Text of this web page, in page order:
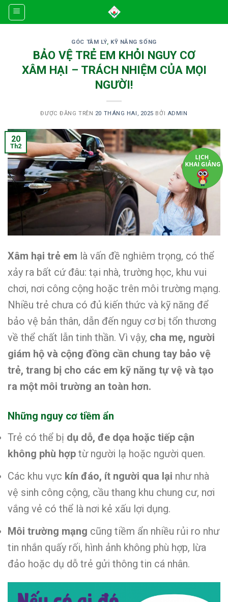
Skip
GÓC TÂM LÝ, KỸ NĂNG SỐNG
BẢO VỆ TRẺ EM KHỎI NGUY CƠ
XÂM HẠI – TRÁCH NHIỆM CỦA MỌI
NGƯỜI!
ĐƯỢC ĐĂNG TRÊN 20 THÁNG HAI, 2025 BỞI ADMIN
20
Th2
Xâm hại trẻ em là vấn đề nghiêm trọng, có thể
xảy ra bất cứ đâu: tại nhà, trường học, khu vui
chơi, nơi công cộng hoặc trên môi trường mạng.
Nhiều trẻ chưa có đủ kiến thức và kỹ năng để
bảo vệ bản thân, dẫn đến nguy cơ bị tổn thương
về thể chất lẫn tinh thần. Vì vậy, cha mẹ, người
giám hộ và cộng đồng cần chung tay bảo vệ
trẻ, trang bị cho các em kỹ năng tự vệ và tạo
ra một môi trường an toàn hơn.
Những nguy cơ tiềm ẩn
Trẻ có thể bị dụ dỗ, đe dọa hoặc tiếp cận
không phù hợp từ người lạ hoặc người quen.
Các khu vực kín đáo, ít người qua lại như nhà
vệ sinh công cộng, cầu thang khu chung cư, nơi
vắng vẻ có thể là nơi kẻ xấu lợi dụng.
Môi trường mạng cũng tiềm ẩn nhiều rủi ro như
tin nhắn quấy rối, hình ảnh không phù hợp, lừa
đảo hoặc dụ dỗ trẻ gửi thông tin cá nhân.